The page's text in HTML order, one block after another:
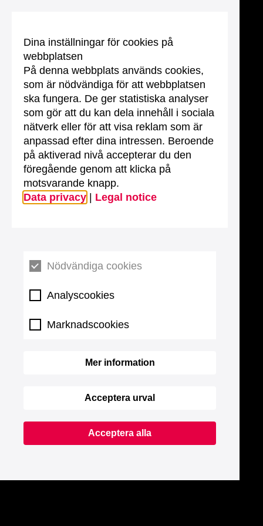
Dina inställningar för cookies på
webbplatsen
På denna webbplats används cookies,
som är nödvändiga för att webbplatsen
ska fungera. De ger statistiska analyser
som gör att du kan dela innehåll i sociala
nätverk eller för att visa reklam som är
anpassad efter dina intressen. Beroende
på aktiverad nivå accepterar du den
föregående genom att klicka på
motsvarande knapp.
Data privacy
Legal notice
Nödvändiga cookies
Analyscookies
Marknadscookies
Mer information
Acceptera urval
Acceptera alla